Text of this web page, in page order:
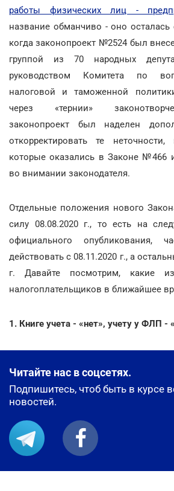
работы физических лиц -
название обманчиво - оно осталась
когда законопроект №2524 был
группой из 70 народных
руководством Комитета по
налоговой и таможенной
через «тернии»
законопроект был наделен
откорректировать те неточности,
которые оказались в Законе №466
во внимании законодателя.
Отдельные положения нового
силу 08.08.2020 г., то есть на
официального опубликования,
действовать с 08.11.2020 г., а
г. Давайте посмотрим, какие
налогоплательщиков в ближайшее
1. Книге учета - «нет», учету у ФЛП -
Читайте нас в соцсетях.
Подпишитесь, чтоб быть в курсе
новостей.